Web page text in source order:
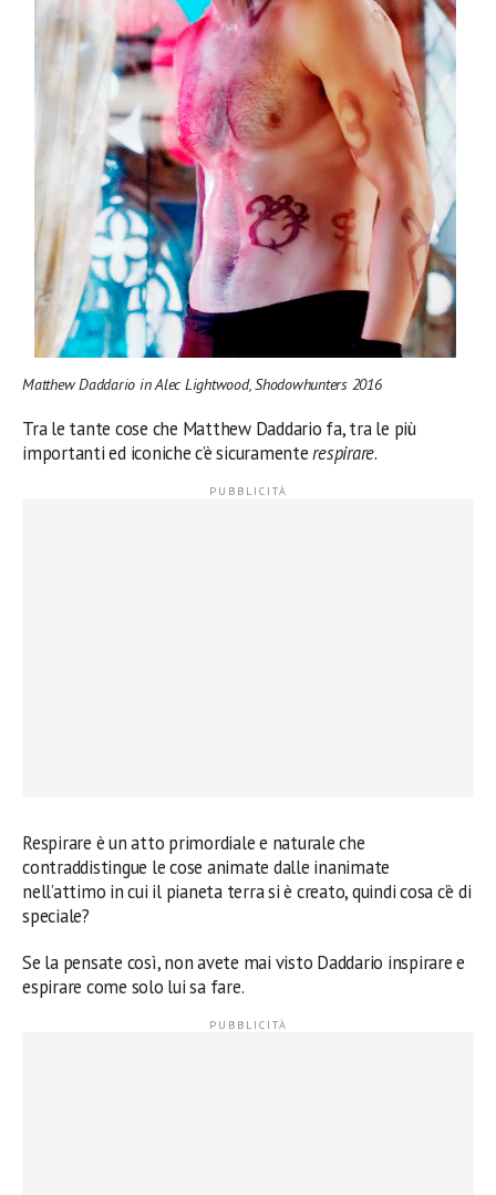
Matthew Daddario in Alec Lightwood, Shodowhunters 2016
Tra le tante cose che Matthew Daddario fa, tra le più
importanti ed iconiche c’è sicuramenterespirare.
Respirare è un atto primordiale e naturale che
contraddistingue le cose animate dalle inanimate
nell’attimo in cui il pianeta terra si è creato, quindi cosa c’è di
speciale?
Se la pensate così, non avete mai visto Daddario inspirare e
espirare come solo lui sa fare.